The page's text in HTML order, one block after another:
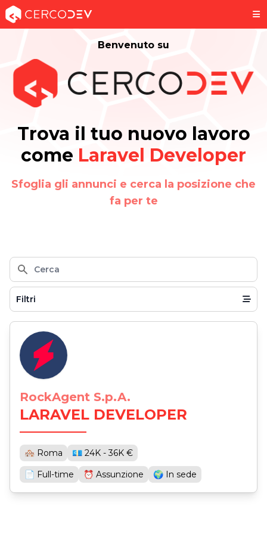
Benvenuto su
Trova il tuo nuovo lavoro
come Laravel Developer
Sfoglia gli annunci e cerca la posizione che
fa per te
RockAgent S.p.A.
LARAVEL DEVELOPER
🏘 Roma
💶 24K - 36K €
📄 Full-time
⏰ Assunzione 🌍 In sede
Cerca
Filtri